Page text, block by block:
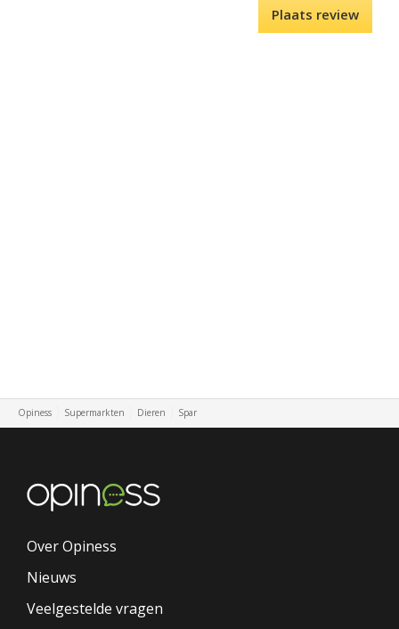
Opiness Supermarkten Dieren Spar
Over Opiness
Nieuws
Veelgestelde vragen